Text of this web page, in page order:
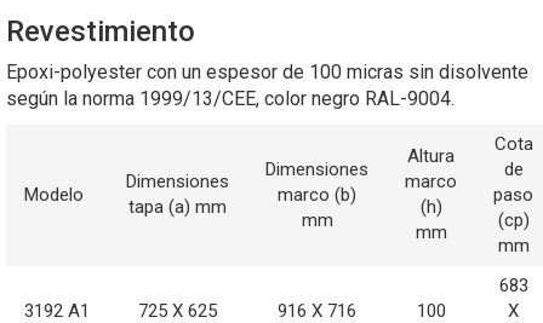
Revestimiento
Epoxi-polyester con un espesor de 100 micras sin disolvente
según la norma 1999/13/CEE, color negro RAL-9004.
Modelo
Dimensiones
tapa (a) mm
Dimensiones
marco (b)
mm
Altura
marco
(h)
mm
Cota
de
paso
(cp)
mm
3192 A1 725 X 625 916 X 716 100
683
X